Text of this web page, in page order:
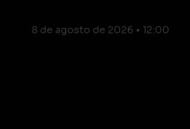
8 de agosto de 2026 12:00